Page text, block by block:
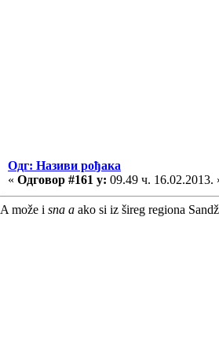
Одг: Називи рођака
« Одговор #161 у: 09.49 ч. 16.02.2013.
A može i sna a ako si iz šireg regiona